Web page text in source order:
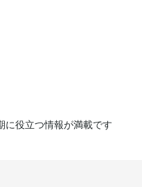
に役立つ情報が満載です